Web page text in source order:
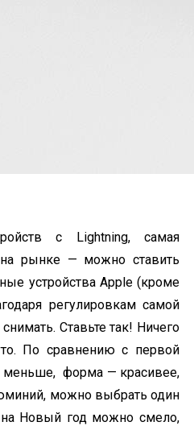
с Lightning, самая
на рынке — можно ставить
устройства Apple (кроме
регулировкам самой
Ставьте так! Ничего
По сравнению с первой
меньше, форма — красивее,
можно выбрать один
на Новый год можно смело,